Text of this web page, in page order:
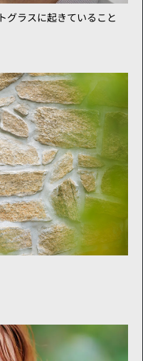
グラスに起きていること